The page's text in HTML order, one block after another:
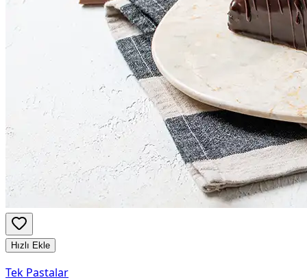
Hızlı Ekle
Tek Pastalar